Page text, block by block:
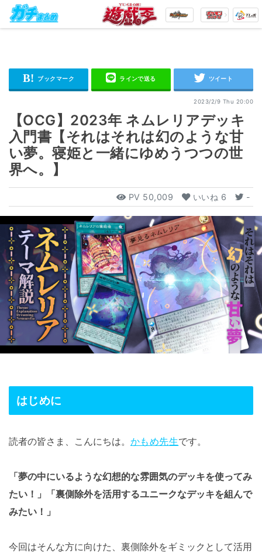
2023/2/9 Thu 20:00
【OCG】2023年 ネムレリアデッキ
入門書【それはそれは幻のような甘
い夢。寝姫と一緒にゆめうつつの世
界へ。】
PV 50,009 いいね 6 -
はじめに
読者の皆さま、こんにちは。 かもめ先生です。
「夢の中にいるような幻想的な雰囲気のデッキを使ってみ
たい！」「裏側除外を活用するユニークなデッキを組んで
みたい！」
今回はそんな方に向けた、裏側除外をギミックとして活用